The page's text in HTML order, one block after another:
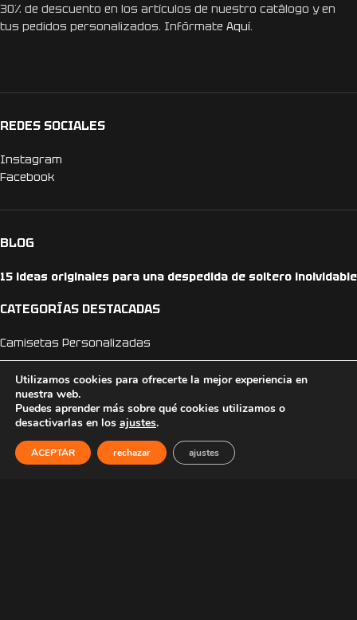
30% de descuento en los artículos de nuestro catálogo y en
tus pedidos personalizados. Infórmate Aquí.
REDES SOCIALES
Instagram
Facebook
BLOG
15 ideas originales para una despedida de soltero inolvidable
CATEGORÍAS DESTACADAS
Camisetas Personalizadas
Regalos para el día del padre
Camisetas día del padre
Camisetas Anime
Utilizamos cookies para ofrecerte la mejor experiencia en
nuestra web.
Puedes aprender más sobre qué cookies utilizamos o
desactivarlas en los ajustes.
ACEPTAR rechazar ajustes